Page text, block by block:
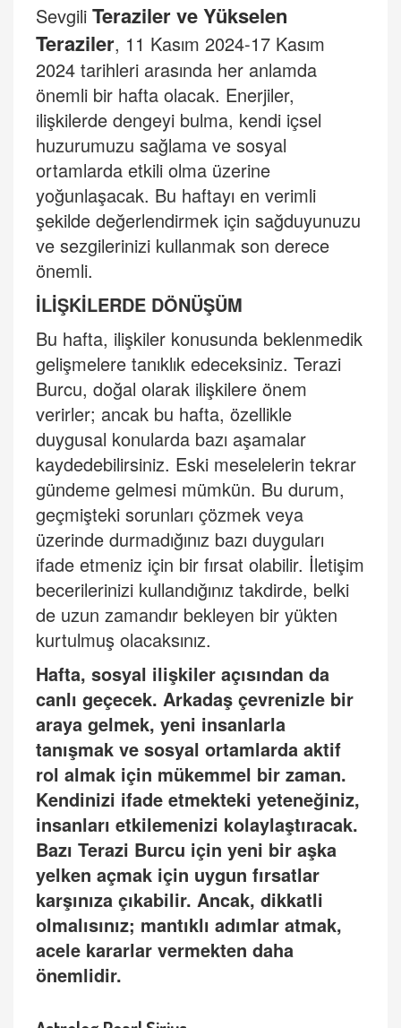
Sevgili Teraziler ve Yükselen
Teraziler, 11 Kasım 2024-17 Kasım
2024 tarihleri arasında her anlamda
önemli bir hafta olacak. Enerjiler,
ilişkilerde dengeyi bulma, kendi içsel
huzurumuzu sağlama ve sosyal
ortamlarda etkili olma üzerine
yoğunlaşacak. Bu haftayı en verimli
şekilde değerlendirmek için sağduyunuzu
ve sezgilerinizi kullanmak son derece
önemli.
İLİŞKİLERDE DÖNÜŞÜM
Bu hafta, ilişkiler konusunda beklenmedik
gelişmelere tanıklık edeceksiniz. Terazi
Burcu, doğal olarak ilişkilere önem
verirler; ancak bu hafta, özellikle
duygusal konularda bazı aşamalar
kaydedebilirsiniz. Eski meselelerin tekrar
gündeme gelmesi mümkün. Bu durum,
geçmişteki sorunları çözmek veya
üzerinde durmadığınız bazı duyguları
ifade etmeniz için bir fırsat olabilir. İletişim
becerilerinizi kullandığınız takdirde, belki
de uzun zamandır bekleyen bir yükten
kurtulmuş olacaksınız.
Hafta, sosyal ilişkiler açısından da
canlı geçecek. Arkadaş çevrenizle bir
araya gelmek, yeni insanlarla
tanışmak ve sosyal ortamlarda aktif
rol almak için mükemmel bir zaman.
Kendinizi ifade etmekteki yeteneğiniz,
insanları etkilemenizi kolaylaştıracak.
Bazı Terazi Burcu için yeni bir aşka
yelken açmak için uygun fırsatlar
karşınıza çıkabilir. Ancak, dikkatli
olmalısınız; mantıklı adımlar atmak,
acele kararlar vermekten daha
önemlidir.